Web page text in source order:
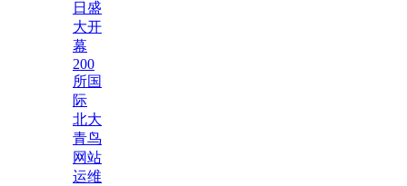
日盛
大开
幕
200
所国
际
北大
青鸟
网站
运维